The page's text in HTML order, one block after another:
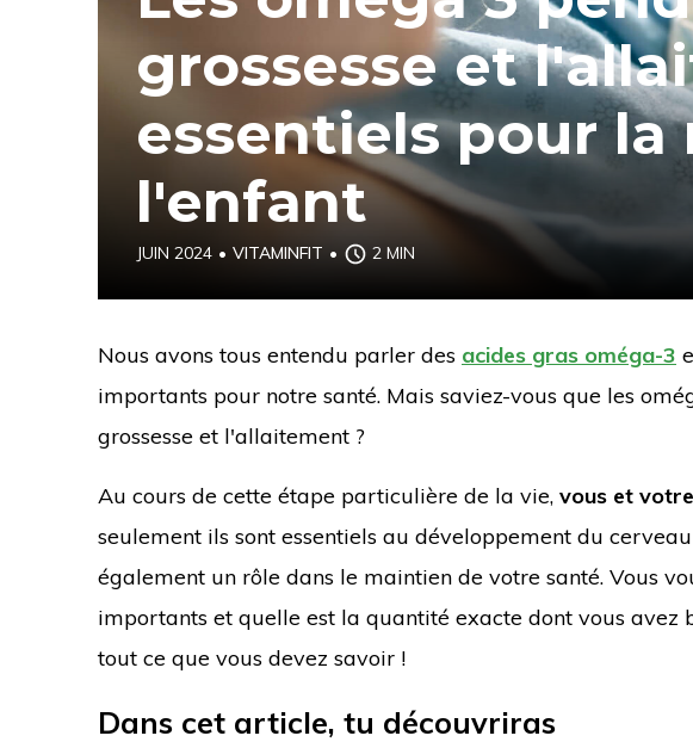
grossesse et
essentiels pour la
l'enfant
JUIN 2024 • VITAMINFIT • 2 MIN
Nous avons tous entendu parler des acides gras oméga-3
importants pour notre santé. Mais saviez-vous que les
grossesse et l'allaitement ?
Au cours de cette étape particulière de la vie, vous et
seulement ils sont essentiels au développement du
également un rôle dans le maintien de votre santé. Vous
importants et quelle est la quantité exacte dont vous avez
tout ce que vous devez savoir !
Dans cet article, tu découvriras